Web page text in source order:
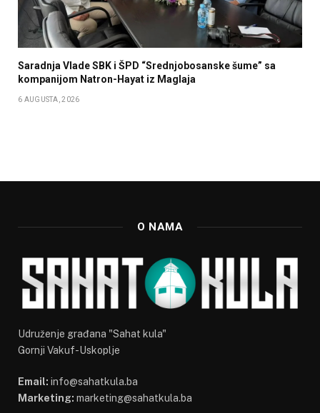
Saradnja Vlade SBK i ŠPD “Srednjobosanske šume” sa
kompanijom Natron-Hayat iz Maglaja
6 AUGUSTA, 2026
O NAMA
Udruženje građana "Sahat kula"
Gornji Vakuf-Uskoplje
Email: info@sahatkula.ba
Marketing: marketing@sahatkula.ba